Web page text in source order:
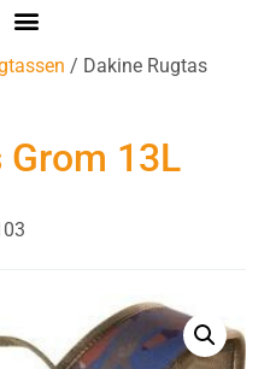
/ Dakine Rugtas
Grom 13L